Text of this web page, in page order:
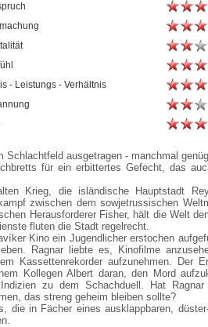
- Leistungs - Verhältnis
Schlachtfeld ausgetragen - manchmal
für ein erbittertes Gefecht, das
Krieg, die isländische Hauptstadt
zwischen dem sowjetrussischen
Herausforderer Fisher, hält die Welt
fluten die Stadt regelrecht.
Kino ein Jugendlicher erstochen
Ragnar liebte es, Kinofilme
Kassettenrekorder aufzunehmen. Der
Kollegen Albert daran, den Mord
zu dem Schachduell. Hat Ragnar
das streng geheim bleiben sollte?
die in Fächer eines ausklappbaren,